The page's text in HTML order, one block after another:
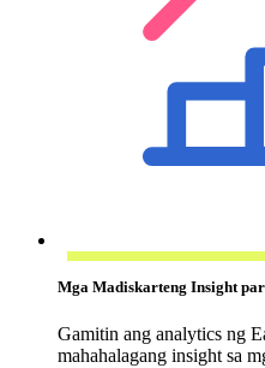
Mga Madiskarteng Insight
Gamitin ang analytics ng
mahahalagang insight sa